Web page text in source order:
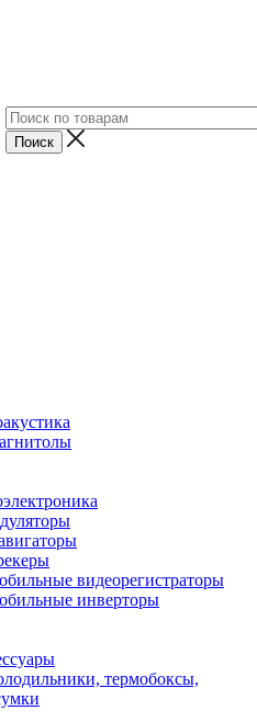
видеорегистраторы
инверторы
термобоксы,